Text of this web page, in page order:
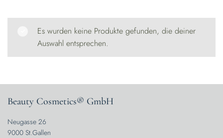
Es wurden keine Produkte gefunden, die deiner
Auswahl entsprechen.
Beauty Cosmetics® GmbH
Neugasse 26
9000 St.Gallen